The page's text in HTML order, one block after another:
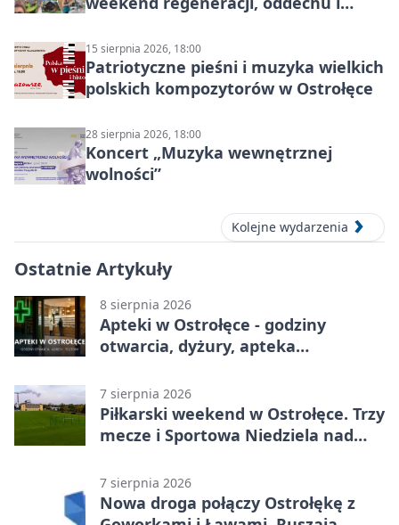
15 sierpnia 2026, 18:00
Patriotyczne pieśni i muzyka wielkich
polskich kompozytorów w Ostrołęce
28 sierpnia 2026, 18:00
Koncert „Muzyka wewnętrznej
wolności”
Kolejne wydarzenia
Ostatnie Artykuły
8 sierpnia 2026
Apteki w Ostrołęce - godziny
otwarcia, dyżury, apteka
7 sierpnia 2026
Piłkarski weekend w Ostrołęce. Trzy
mecze i Sportowa Niedziela nad
7 sierpnia 2026
Nowa droga połączy Ostrołękę z